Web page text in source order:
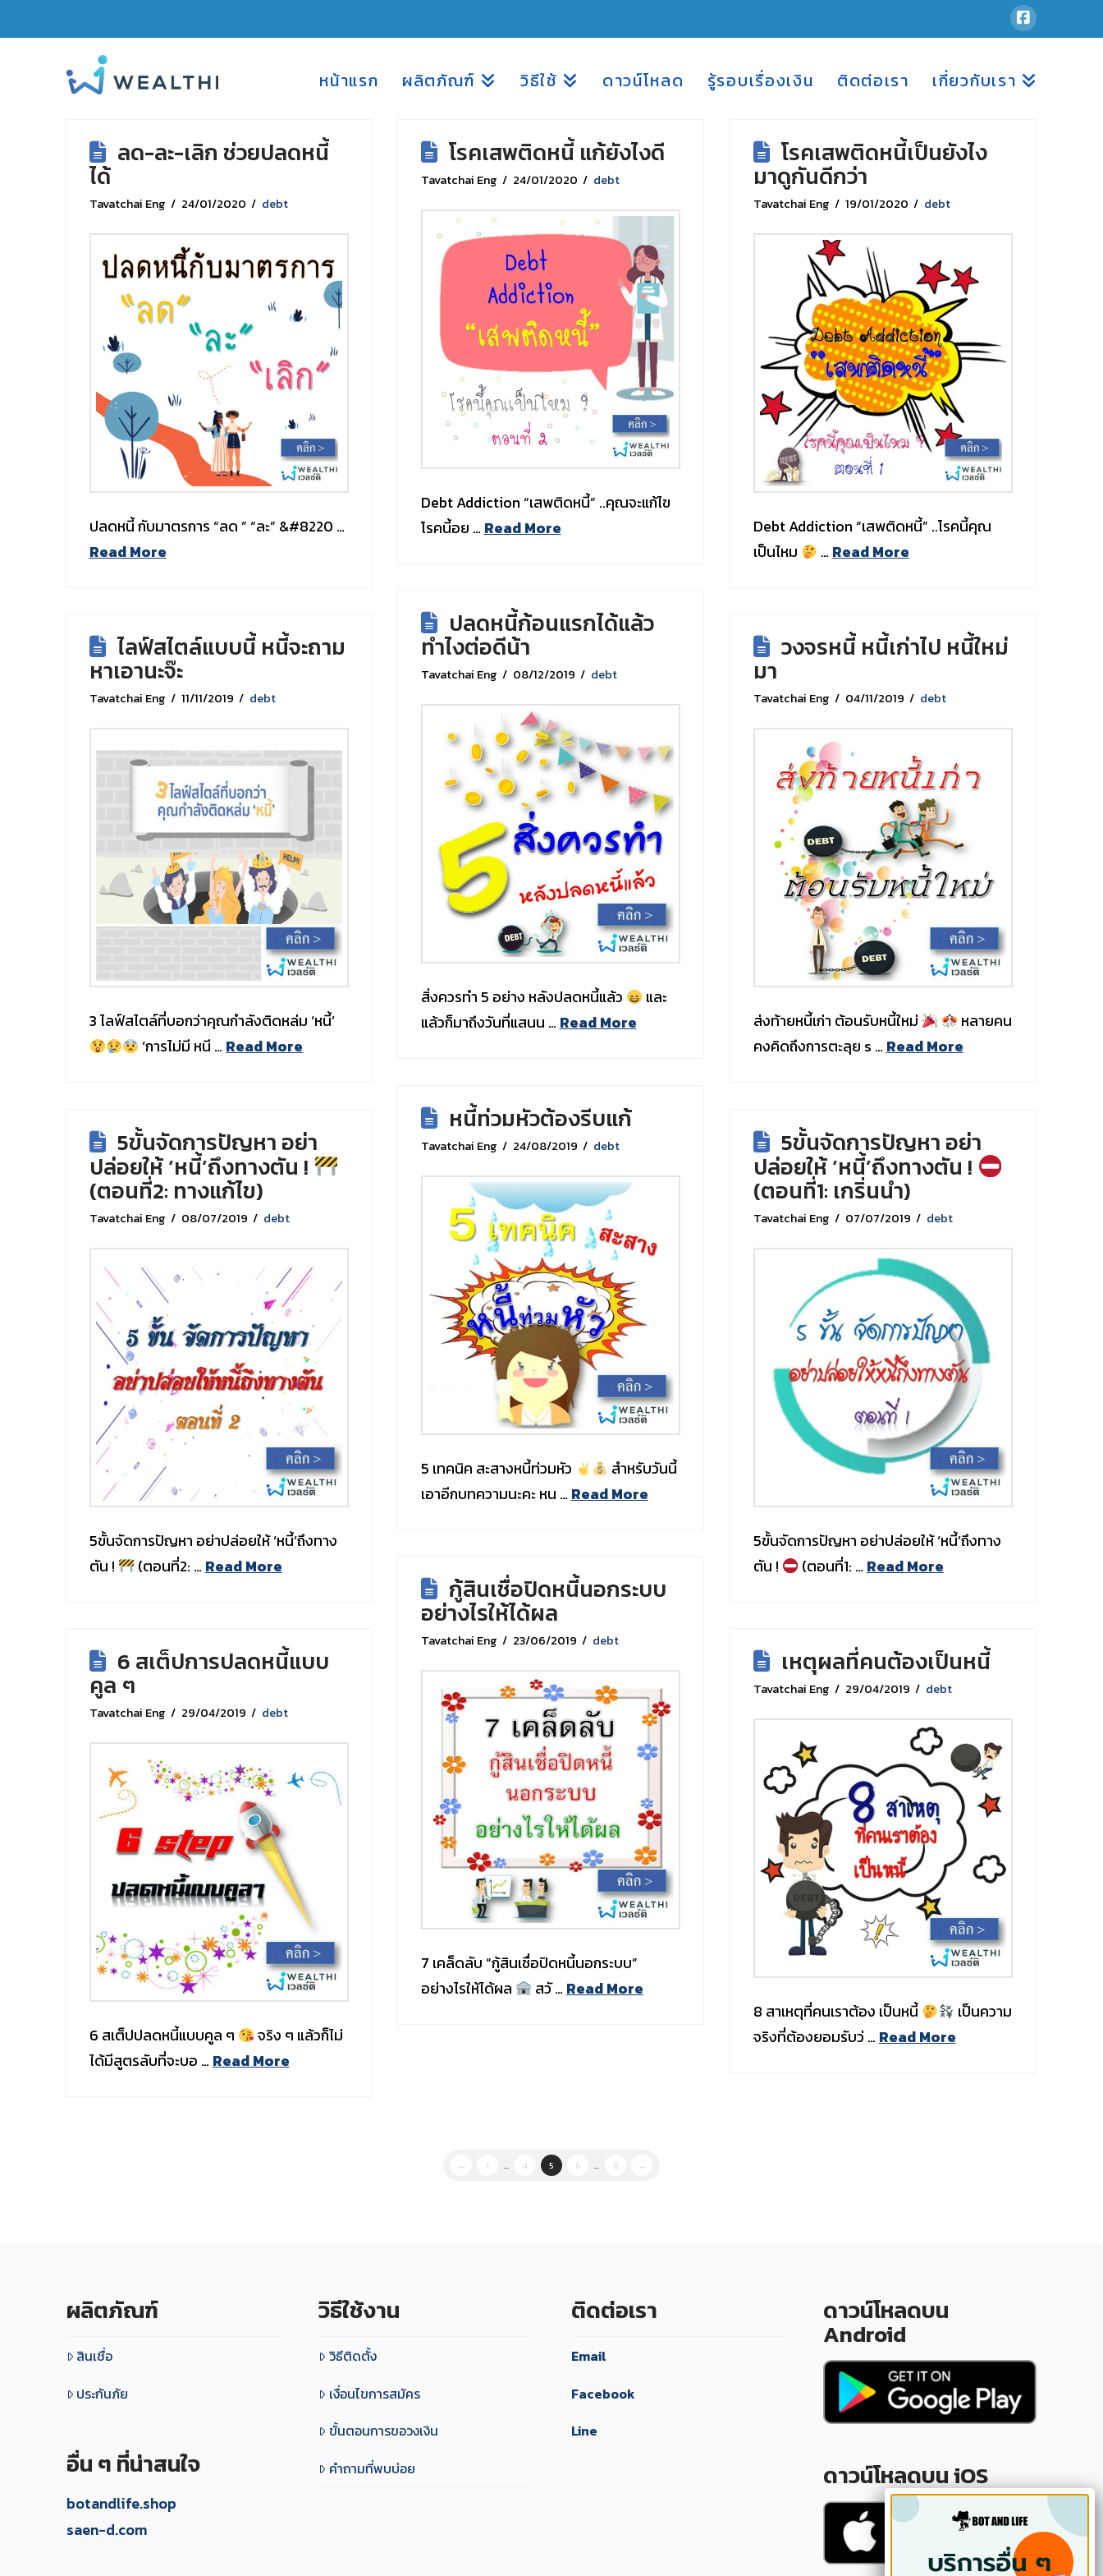
หน้าแรก ผลิตภัณฑ์ วิธีใช้ ดาวน์โหลด รู้รอบเรื่องเงิน ติดต่อเรา เกี่ยวกับเรา
Category Archive
ลด-ละ-เลิก ช่วยปลดหนี้
ได้
Tavatchai Eng 24/01/2020 debt
ปลดหนี้ กับมาตรการ “ลด ” “ละ” &#8220 …
Read More
โรคเสพติดหนี้ แก้ยังไงดี
Tavatchai Eng 24/01/2020 debt
Debt Addiction “เสพติดหนี้” ..คุณจะแก้ไข
โรคนี้อย …Read More
โรคเสพติดหนี้เป็นยังไง
มาดูกันดีกว่า
Tavatchai Eng 19/01/2020 debt
Debt Addiction “เสพติดหนี้” ..โรคนี้คุณ
เป็นไหม
…Read More
ปลดหนี้ก้อนแรกได้แล้ว
ทำไงต่อดีน้า
Tavatchai Eng 08/12/2019 debt
สิ่งควรทำ 5 อย่าง หลังปลดหนี้แล้ว
และ
แล้วก็มาถึงวันที่แสนน …Read More
ไลฟ์สไตล์แบบนี้ หนี้จะถาม
หาเอานะจ๊ะ
Tavatchai Eng 11/11/2019 debt
3 ไลฟ์สไตล์ที่บอกว่าคุณกำลังติดหล่ม ‘หนี้’
‘การไม่มี หนี …Read More
วงจรหนี้ หนี้เก่าไป หนี้ใหม่
มา
Tavatchai Eng 04/11/2019 debt
ส่งท้ายหนี้เก่า ต้อนรับหนี้ใหม่
หลายคน
คงคิดถึงการตะลุย s …Read More
หนี้ท่วมหัวต้องรีบแก้
Tavatchai Eng 24/08/2019 debt
5 เทคนิค สะสางหนี้ท่วมหัว
สำหรับวันนี้
เอาอีกบทความนะคะ หน …Read More
5ขั้นจัดการปัญหา อย่า
ปล่อยให้ ‘หนี้’ถึงทางตัน !
(ตอนที่2: ทางแก้ไข)
Tavatchai Eng 08/07/2019 debt
5ขั้นจัดการปัญหา อย่าปล่อยให้ ‘หนี้’ถึงทาง
ตัน !
(ตอนที่2: …Read More
5ขั้นจัดการปัญหา อย่า
ปล่อยให้ ‘หนี้’ถึงทางตัน !
(ตอนที่1: เกริ่นนำ)
Tavatchai Eng 07/07/2019 debt
5ขั้นจัดการปัญหา อย่าปล่อยให้ ‘หนี้’ถึงทาง
ตัน !
(ตอนที่1: …Read More
กู้สินเชื่อปิดหนี้นอกระบบ
อย่างไรให้ได้ผล
Tavatchai Eng 23/06/2019 debt
7 เคล็ดลับ “กู้สินเชื่อปิดหนี้นอกระบบ”
อย่างไรให้ได้ผล
สวั …Read More
6 สเต็ปการปลดหนี้แบบ
คูล ๆ
Tavatchai Eng 29/04/2019 debt
6 สเต็ปปลดหนี้แบบคูล ๆ
จริง ๆ แล้วก็ไม่
ได้มีสูตรลับที่จะบอ …Read More
เหตุผลที่คนต้องเป็นหนี้
Tavatchai Eng 29/04/2019 debt
8 สาเหตุที่คนเราต้อง เป็นหนี้
เป็นความ
จริงที่ต้องยอมรับว่ …Read More
← 1 ... 4 5 6 ... 8 →
ผลิตภัณฑ์
สินเชื่อ
ประกันภัย
อื่น ๆ ที่น่าสนใจ
botandlife.shop
saen-d.com
วิธีใช้งาน
วิธีติดตั้ง
เงื่อนไขการสมัคร
ขั้นตอนการขอวงเงิน
คำถามที่พบบ่อย
ติดต่อเรา
Email
Facebook
Line
ดาวน์โหลดบน
Android
ดาวน์โหลดบน iOS